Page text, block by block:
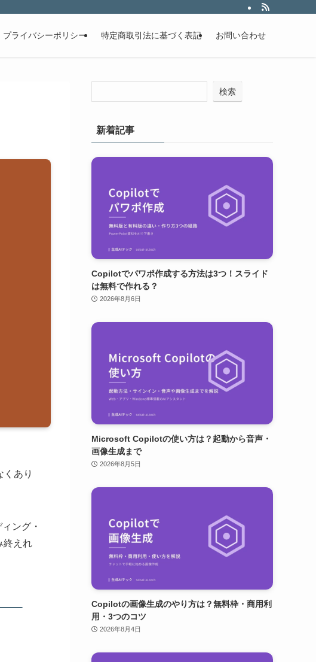
プライバシーポリシー 特定商取引法に基づく表記 お問い合わせ
くあり
ング・
終えれ
検索
新着記事
Copilotでパワポ作成する方法は3つ！スライド
は無料で作れる？
2026年8月6日
Microsoft Copilotの使い方は？起動から音声・
画像生成まで
2026年8月5日
Copilotの画像生成のやり方は？無料枠・商用利
用・3つのコツ
2026年8月4日